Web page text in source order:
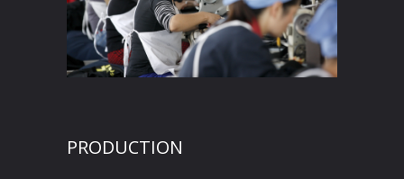
PRODUCTION